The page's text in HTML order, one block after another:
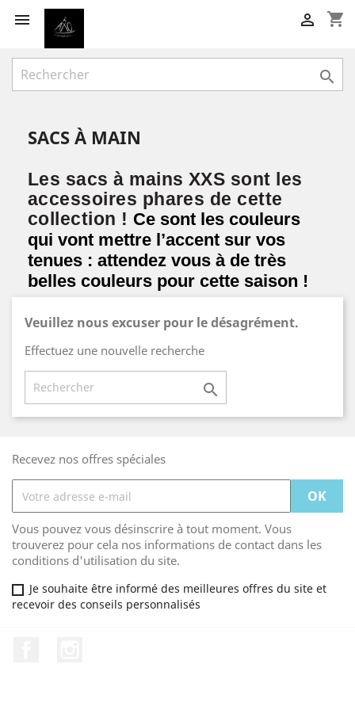
 shopping_cart


SACS À MAIN
Les sacs à mains XXS sont les
accessoires phares de cette
collection ! Ce sont les couleurs
qui vont mettre l’accent sur vos
tenues : attendez vous à de très
belles couleurs pour cette saison !
Veuillez nous excuser pour le désagrément.
Effectuez une nouvelle recherche

Recevez nos offres spéciales
Vous pouvez vous désinscrire à tout moment. Vous
trouverez pour cela nos informations de contact dans les
conditions d'utilisation du site.
Je souhaite être informé des meilleures offres du site et
recevoir des conseils personnalisés